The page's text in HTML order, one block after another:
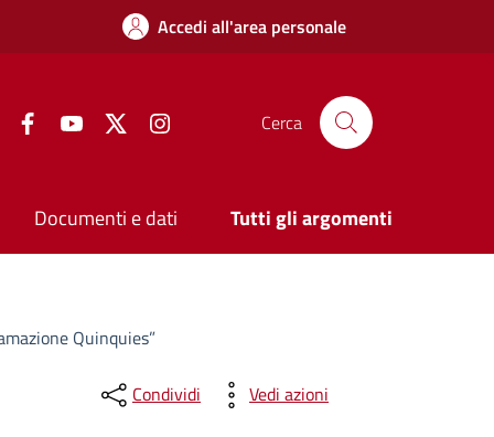
Accedi all'area personale
FacebookYouTube Twitter Cerca
Documenti e dati Tutti gli argomenti
Quinquies”
Condividi Vedi azioni